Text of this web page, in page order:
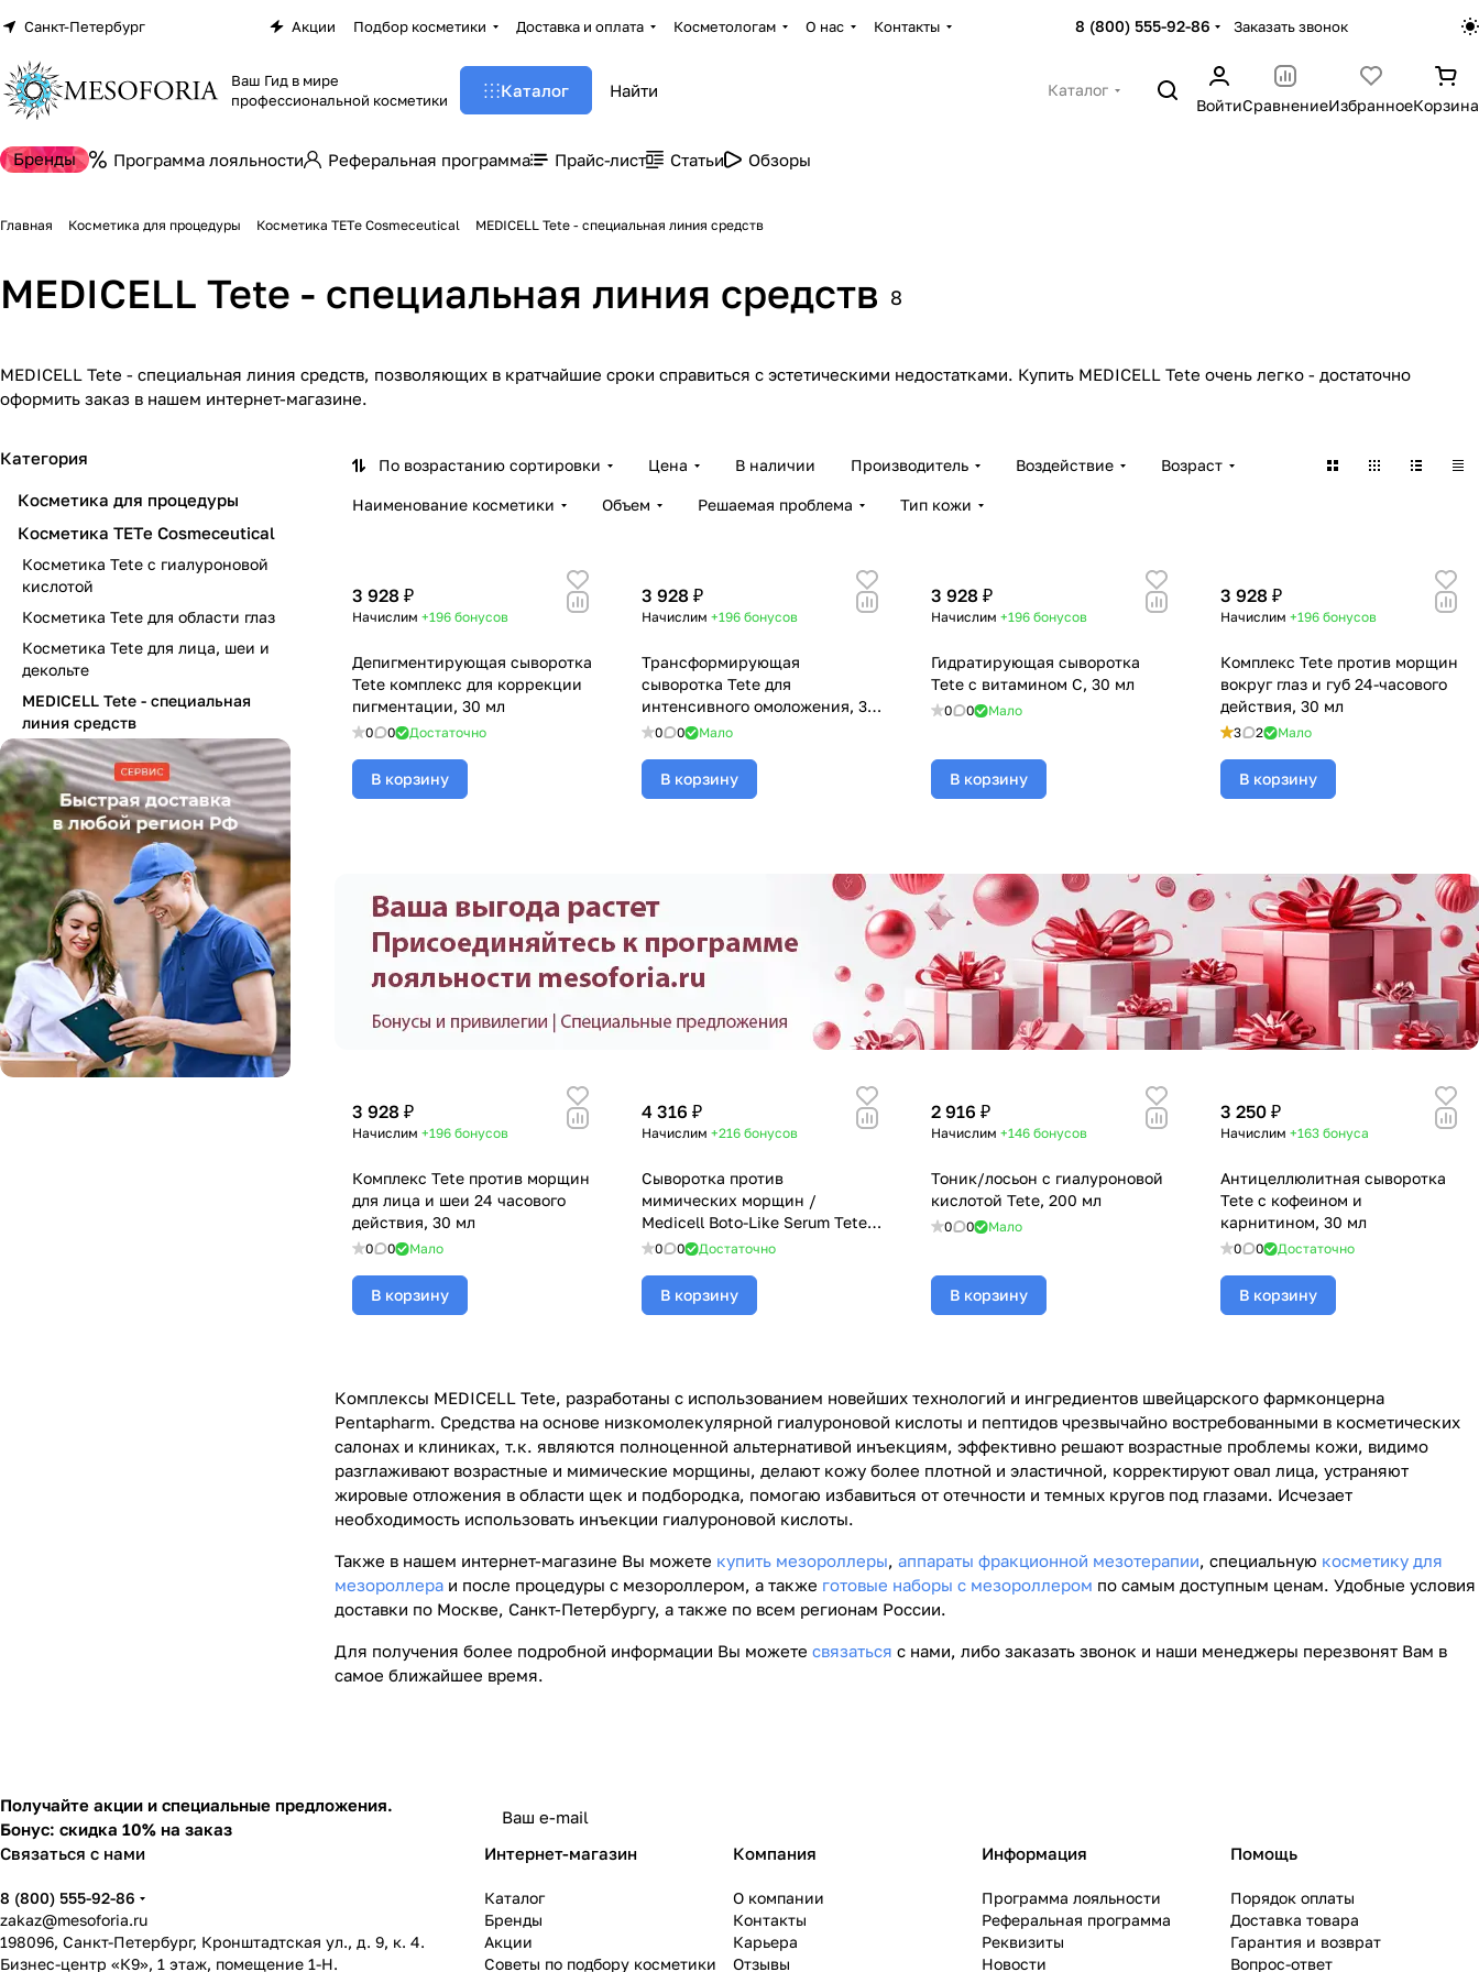
Санкт-Петербург Акции Подбор косметики Доставка и оплата Косметологам О нас Контакты 8 (800) 555-92-86 Заказать звонок
Ваш Гид в мире
профессиональной косметики
Каталог
Каталог
ВойтиСравнениеИзбранноеКорзина
Бренды Программа лояльности Реферальная программа Прайс-лист Статьи Обзоры
Главная Косметика для процедуры Косметика TETе Cosmeceutical MEDICELL Tete - специальная линия средств
MEDICELL Tete - специальная линия средств 8
MEDICELL Tete - специальная линия средств, позволяющих в кратчайшие сроки справиться с эстетическими недостатками. Купить MEDICELL Tete очень легко - достаточно
оформить заказ в нашем интернет-магазине.
По возрастанию сортировки Цена В наличии Производитель Воздействие Возраст
Наименование косметики Объем Решаемая проблема Тип кожи
3 928 ₽
Начислим +196 бонусов
Депигментирующая сыворотка
Tete комплекс для коррекции
пигментации, 30 мл
0 0 Достаточно
В корзину
3 928 ₽
Начислим +196 бонусов
Трансформирующая
сыворотка Tete для
интенсивного омоложения, 30
мл
0 0 Мало
В корзину
3 928 ₽
Начислим +196 бонусов
Гидратирующая сыворотка
Tete с витамином С, 30 мл
0 0 Мало
В корзину
3 928 ₽
Начислим +196 бонусов
Комплекс Tete против морщин
вокруг глаз и губ 24-часового
действия, 30 мл
3 2 Мало
В корзину
3 928 ₽
Начислим +196 бонусов
Комплекс Tete против морщин
для лица и шеи 24 часового
действия, 30 мл
0 0 Мало
В корзину
4 316 ₽
Начислим +216 бонусов
Сыворотка против
мимических морщин /
Medicell Boto-Like Serum Tete,
30 мл
0 0 Достаточно
В корзину
2 916 ₽
Начислим +146 бонусов
Тоник/лосьон с гиалуроновой
кислотой Tete, 200 мл
0 0 Мало
В корзину
3 250 ₽
Начислим +163 бонуса
Антицеллюлитная сыворотка
Tete с кофеином и
карнитином, 30 мл
0 0 Достаточно
В корзину
Комплексы MEDICELL Tete, разработаны с использованием новейших технологий и ингредиентов швейцарского фармконцерна
Pentapharm. Средства на основе низкомолекулярной гиалуроновой кислоты и пептидов чрезвычайно востребованными в косметических
салонах и клиниках, т.к. являются полноценной альтернативой инъекциям, эффективно решают возрастные проблемы кожи, видимо
разглаживают возрастные и мимические морщины, делают кожу более плотной и эластичной, корректируют овал лица, устраняют
жировые отложения в области щек и подбородка, помогаю избавиться от отечности и темных кругов под глазами. Исчезает
необходимость использовать инъекции гиалуроновой кислоты.
Также в нашем интернет-магазине Вы можете купить мезороллеры, аппараты фракционной мезотерапии, специальную косметику для
мезороллера и после процедуры с мезороллером, а также готовые наборы с мезороллером по самым доступным ценам. Удобные условия
доставки по Москве, Санкт-Петербургу, а также по всем регионам России.
Для получения более подробной информации Вы можете связаться с нами, либо заказать звонок и наши менеджеры перезвонят Вам в
самое ближайшее время.
Категория
Косметика для процедуры
Косметика TETе Cosmeceutical
Косметика Tete с гиалуроновой
кислотой
Косметика Tete для области глаз
Косметика Tete для лица, шеи и
декольте
MEDICELL Tete - специальная
линия средств
Получайте акции и специальные предложения.
Бонус: скидка 10% на заказ
Связаться с нами
8 (800) 555-92-86
zakaz@mesoforia.ru
198096, Санкт-Петербург, Кронштадтская ул., д. 9, к. 4.
Бизнес-центр «К9», 1 этаж, помещение 1-Н.
Интернет-магазин
Каталог
Бренды
Акции
Советы по подбору косметики
Компания
О компании
Контакты
Карьера
Отзывы
Информация
Программа лояльности
Реферальная программа
Реквизиты
Новости
Помощь
Порядок оплаты
Доставка товара
Гарантия и возврат
Вопрос-ответ